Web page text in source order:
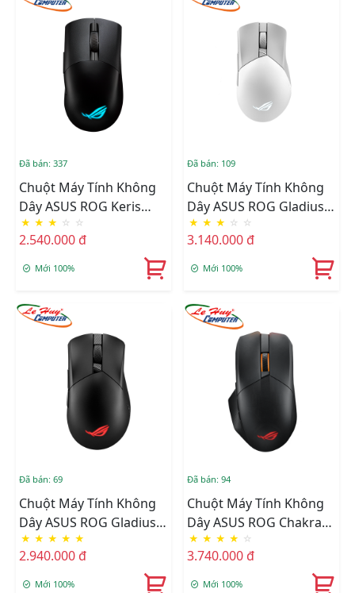
Đã bán: 337
Chuột Máy Tính Không
Dây ASUS ROG Keris
Wireless AimPoint Black
★ ★ ★ ☆ ☆
2.540.000 đ
Mới 100%
Đã bán: 109
Chuột Máy Tính Không
Dây ASUS ROG Gladius
III Wireless AimPoint
White
★ ★ ★ ☆ ☆
3.140.000 đ
Mới 100%
Đã bán: 69
Chuột Máy Tính Không
Dây ASUS ROG Gladius
III Wireless AimPoint
Black
★ ★ ★ ★ ★
2.940.000 đ
Mới 100%
Đã bán: 94
Chuột Máy Tính Không
Dây ASUS ROG Chakram
X
★ ★ ★ ★ ☆
3.740.000 đ
Mới 100%